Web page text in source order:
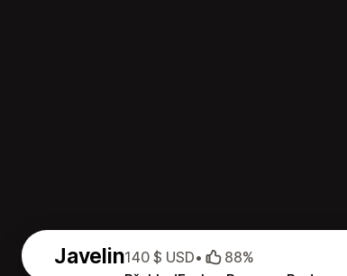
Javelin140 $ USD• 88%